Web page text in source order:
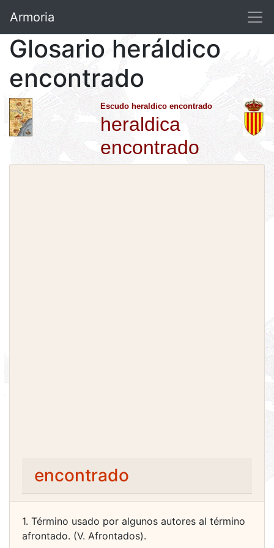
Armoria
Glosario heráldico
encontrado
Escudo heraldico encontrado
heraldica
encontrado
encontrado
1. Término usado por algunos autores al término
afrontado. (V. Afrontados).